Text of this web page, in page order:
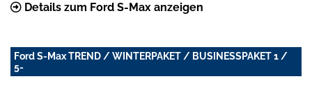
Details zum Ford S-Max anzeigen
Ford S-Max TREND / WINTERPAKET / BUSINESSPAKET 1 /
5-